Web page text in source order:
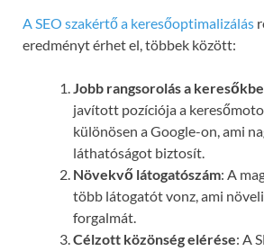
A SEO szakértő a keresőoptimalizálás
eredményt érhet el, többek között:
Jobb rangsorolás a
javított pozíciója a
különösen a Google-on, ami
láthatóságot biztosít.
Növekvő látogatószám: A
több látogatót vonz, ami
forgalmát.
Célzott közönség elérése: A